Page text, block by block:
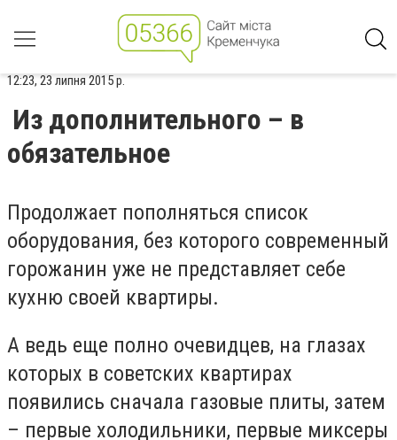
12:23, 23 липня 2015 р.
Из дополнительного – в
обязательное
Продолжает пополняться список
оборудования, без которого современный
горожанин уже не представляет себе
кухню своей квартиры.
А ведь еще полно очевидцев, на глазах
которых в советских квартирах
появились сначала газовые плиты, затем
– первые холодильники, первые миксеры